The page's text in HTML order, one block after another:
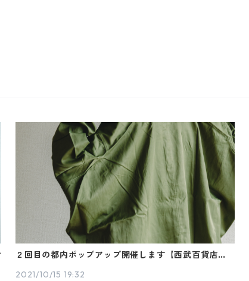
２回目の都内ポップアップ開催します【西武百貨店
2021/10/15 19:32